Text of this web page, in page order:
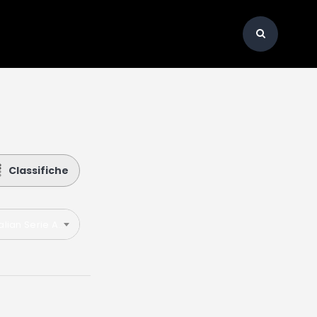
Classifiche
Italian Serie A 2019-2020